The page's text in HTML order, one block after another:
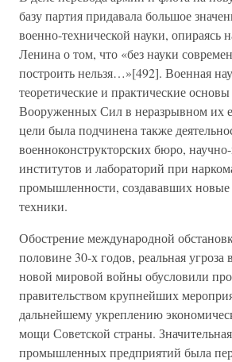
базу партия придавала большое
военно-технической науки, опираясь
Ленина о том, что «без науки
построить нельзя…»[492]. Военная
теоретические и практические основы
Вооруженных Сил в неразрывном их
цели была подчинена также
военноконструкторских бюро,
институтов и лабораторий при
промышленности, создававших
техники.
Обострение международной
половине 30-х годов, реальная угроза
новой мировой войны обусловили
правительством крупнейших
дальнейшему укреплению
мощи Советской страны.
промышленных предприятий была